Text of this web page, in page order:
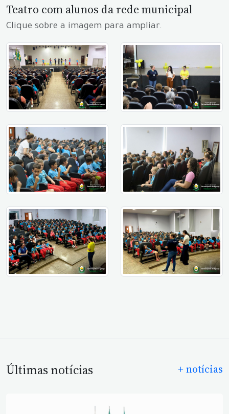
Teatro com alunos da rede municipal
Clique sobre a imagem para ampliar.
Últimas notícias + notícias